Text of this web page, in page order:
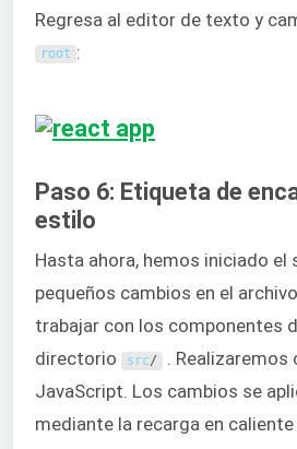
Regresa al editor de texto y
root :
Paso 6: Etiqueta de
estilo
Hasta ahora, hemos iniciado
pequeños cambios en el
trabajar con los componentes
directorio
src/ . Realizaremos
JavaScript. Los cambios se
mediante la recarga en